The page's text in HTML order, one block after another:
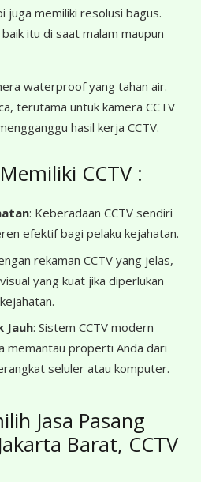
juga memiliki resolusi bagus.
itu di saat malam maupun
waterproof yang tahan air.
terutama untuk kamera CCTV
hasil kerja CCTV.
CCTV :
: Keberadaan CCTV sendiri
efektif bagi pelaku kejahatan.
rekaman CCTV yang jelas,
yang kuat jika diperlukan
Jauh: Sistem CCTV modern
memantau properti Anda dari
seluler atau komputer.
Jasa Pasang
Barat, CCTV